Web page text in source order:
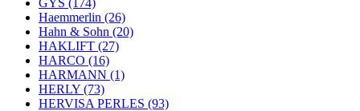
GYS (174)
Haemmerlin (26)
Hahn & Sohn (20)
HAKLIFT (27)
HARCO (16)
HARMANN (1)
HERLY (73)
HERVISA PERLES (93)